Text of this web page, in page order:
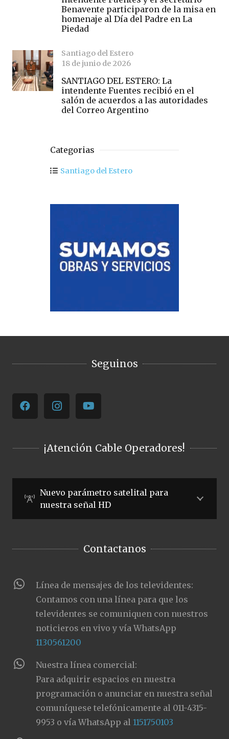
Benavente participaron de la misa en
homenaje al Día del Padre en La
Piedad
Santiago del Estero
18 de junio de 2026
SANTIAGO DEL ESTERO: La
intendente Fuentes recibió en el
salón de acuerdos a las autoridades
del Correo Argentino
Categorias
Santiago del Estero
Seguinos
¡Atención Cable Operadores!
Nuevo parámetro satelital para
nuestra señal HD
Contactanos
Línea de mensajes de los televidentes:
Contamos con una línea para que los
televidentes se comuniquen con nuestros
noticieros en vivo y vía WhatsApp
1130561200
Nuestra línea comercial:
Para adquirir espacios en nuestra
programación o anunciar en nuestra señal
comuníquese telefónicamente al 011-4315-
9953 o vía WhatsApp al1151750103